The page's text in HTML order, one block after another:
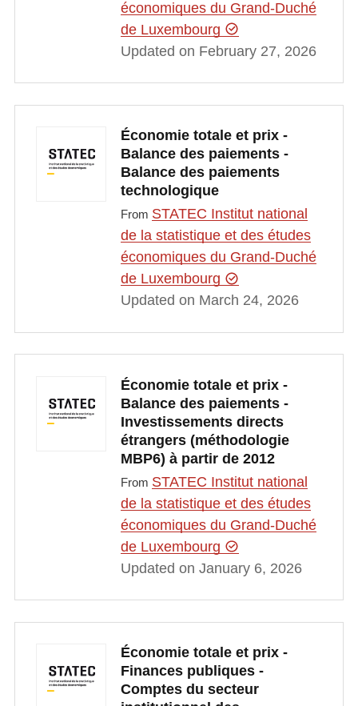
économiques du Grand-Duché
de Luxembourg
Updated on February 27, 2026
Économie totale et prix -
Balance des paiements -
Balance des paiements
technologique
From STATEC Institut national
de la statistique et des études
économiques du Grand-Duché
de Luxembourg
Updated on March 24, 2026
Économie totale et prix -
Balance des paiements -
Investissements directs
étrangers (méthodologie
MBP6) à partir de 2012
From STATEC Institut national
de la statistique et des études
économiques du Grand-Duché
de Luxembourg
Updated on January 6, 2026
Économie totale et prix -
Finances publiques -
Comptes du secteur